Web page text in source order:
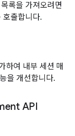
록을 가져오려면
호출합니다.
하여 내부 세션 매
을 개선합니다.
API